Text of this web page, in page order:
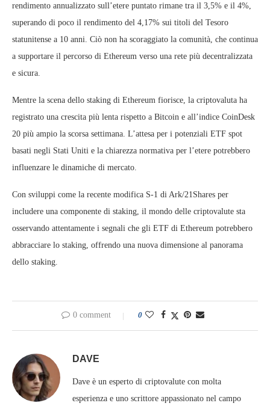
rendimento annualizzato sull’etere puntato rimane tra il 3,5% e il 4%,
superando di poco il rendimento del 4,17% sui titoli del Tesoro
statunitense a 10 anni. Ciò non ha scoraggiato la comunità, che continua
a supportare il percorso di Ethereum verso una rete più decentralizzata
e sicura.
Mentre la scena dello staking di Ethereum fiorisce, la criptovaluta ha
registrato una crescita più lenta rispetto a Bitcoin e all’indice CoinDesk
20 più ampio la scorsa settimana. L’attesa per i potenziali ETF spot
basati negli Stati Uniti e la chiarezza normativa per l’etere potrebbero
influenzare le dinamiche di mercato.
Con sviluppi come la recente modifica S-1 di Ark/21Shares per
includere una componente di staking, il mondo delle criptovalute sta
osservando attentamente i segnali che gli ETF di Ethereum potrebbero
abbracciare lo staking, offrendo una nuova dimensione al panorama
dello staking.
0 comment 0
DAVE
Dave è un esperto di criptovalute con molta
esperienza e uno scrittore appassionato nel campo